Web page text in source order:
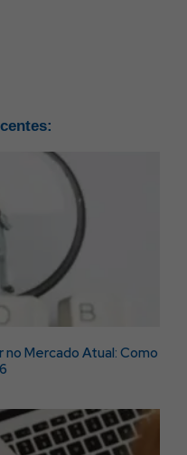
Mercado Atual: Como